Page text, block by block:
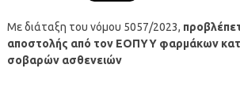
Με διάταξη του νόμου 5057/2023,
αποστολής από τον ΕΟΠΥΥ φαρμάκων κατ’
σοβαρών ασθενειών